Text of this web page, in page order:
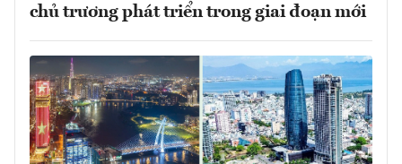
chủ trương phát triển trong giai đoạn mới